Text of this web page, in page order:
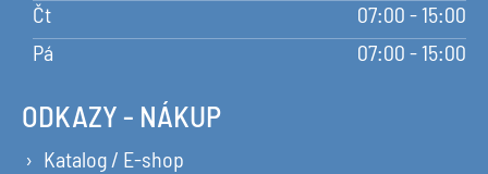
Čt
07:00 - 15:00
Pá
07:00 - 15:00
ODKAZY - NÁKUP
Katalog / E-shop